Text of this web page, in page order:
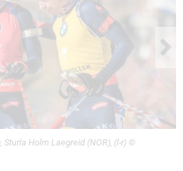
Holm Laegreid (NOR), (l-r) ©